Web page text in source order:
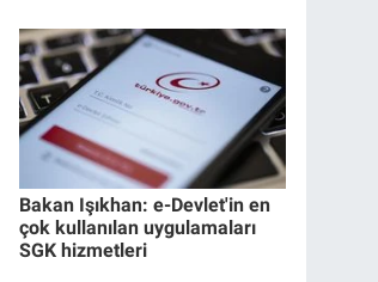
Bakan Işıkhan: e-Devlet'in en
çok kullanılan uygulamaları
SGK hizmetleri